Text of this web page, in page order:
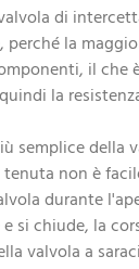
di
perché la
il che
la
semplice della
tenuta non è
durante
e si chiude, la
valvola a